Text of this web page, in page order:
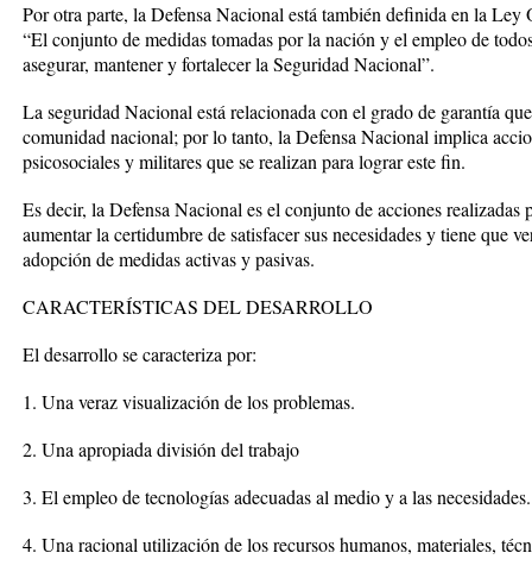
Por otra parte, la Defensa Nacional está también definida en la
“El conjunto de medidas tomadas por la nación y el empleo de
asegurar, mantener y fortalecer la Seguridad Nacional”.
La seguridad Nacional está relacionada con el grado de garantía
comunidad nacional; por lo tanto, la Defensa Nacional implica
psicosociales y militares que se realizan para lograr este fin.
Es decir, la Defensa Nacional es el conjunto de acciones
aumentar la certidumbre de satisfacer sus necesidades y tiene que
adopción de medidas activas y pasivas.
CARACTERÍSTICAS DEL DESARROLLO
El desarrollo se caracteriza por:
1. Una veraz visualización de los problemas.
2. Una apropiada división del trabajo
3. El empleo de tecnologías adecuadas al medio y a las necesidades.
4. Una racional utilización de los recursos humanos, materiales,